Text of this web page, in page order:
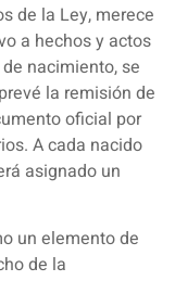
de la Ley, merece
a hechos y actos
nacimiento, se
la remisión de
oficial por
A cada nacido
asignado un
un elemento de
de la